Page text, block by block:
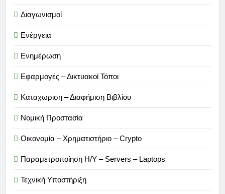
Διαγωνισμοί
Ενέργεια
Ενημέρωση
Εφαρμογές – Δικτυακοί Τόποι
Καταχωριση – Διαφήμιση Βιβλίου
Νομική Προστασία
Οικονομία – Χρηματιστήριο – Crypto
Παραμετροποίηση Η/Υ – Servers – Laptops
Τεχνική Υποστήριξη